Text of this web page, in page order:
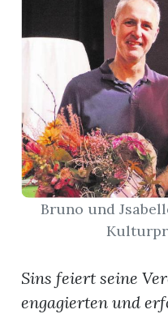
E-
Newsletter
App
Bruno und
Sins feiert seine
engagierten und